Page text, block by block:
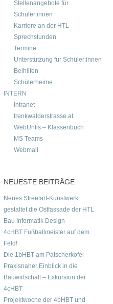
Stellenangebote für
Schüler:innen
Karriere an der HTL
Sprechstunden
Termine
Unterstützung für Schüler:innen
Beihilfen
Schülerheime
INTERN
Intranet
trenkwalderstrasse.at
WebUntis – Klassenbuch
MS Teams
Webmail
NEUESTE BEITRÄGE
Neues Streetart-Kunstwerk
gestaltet die Ostfassade der HTL
Bau Informatik Design
4cHBT Fußballmeister auf dem
Feld!
Die 1bHBT am Patscherkofel
Praxisnaher Einblick in die
Bauwirtschaft – Exkursion der
4cHBT
Projektwoche der 4bHBT und